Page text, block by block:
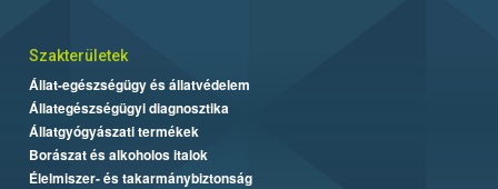
Szakterületek
Állat-egészségügy és állatvédelem
Állategészségügyi diagnosztika
Állatgyógyászati termékek
Borászat és alkoholos italok
Élelmiszer- és takarmánybiztonság